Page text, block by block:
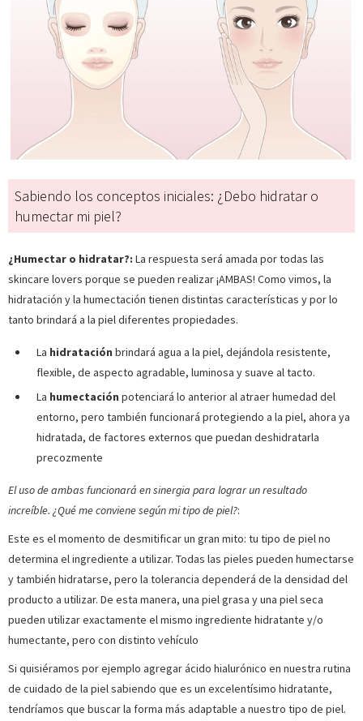
Sabiendo los conceptos iniciales: ¿Debo hidratar o
humectar mi piel?
¿Humectar o hidratar?: La respuesta será amada por todas las
skincare lovers porque se pueden realizar ¡AMBAS! Como vimos, la
hidratación y la humectación tienen distintas características y por lo
tanto brindará a la piel diferentes propiedades.
La hidratación brindará agua a la piel, dejándola resistente,
flexible, de aspecto agradable, luminosa y suave al tacto.
La humectación potenciará lo anterior al atraer humedad del
entorno, pero también funcionará protegiendo a la piel, ahora ya
hidratada, de factores externos que puedan deshidratarla
precozmente
El uso de ambas funcionará en sinergia para lograr un resultado
increíble. ¿Qué me conviene según mi tipo de piel?:
Este es el momento de desmitificar un gran mito: tu tipo de piel no
determina el ingrediente a utilizar. Todas las pieles pueden humectarse
y también hidratarse, pero la tolerancia dependerá de la densidad del
producto a utilizar. De esta manera, una piel grasa y una piel seca
pueden utilizar exactamente el mismo ingrediente hidratante y/o
humectante, pero con distinto vehículo
Si quisiéramos por ejemplo agregar ácido hialurónico en nuestra rutina
de cuidado de la piel sabiendo que es un excelentísimo hidratante,
tendríamos que buscar la forma más adaptable a nuestro tipo de piel.